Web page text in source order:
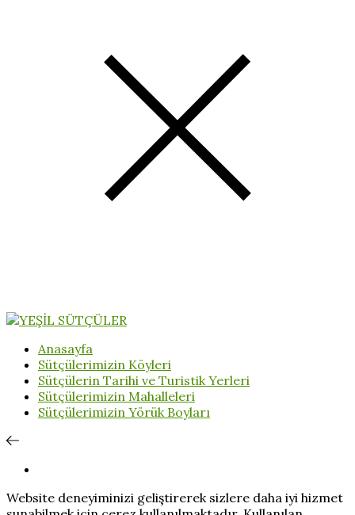
Anasayfa
Sütçülerimizin Köyleri
Sütçülerin Tarihi ve Turistik Yerleri
Sütçülerimizin Mahalleleri
Sütçülerimizin Yörük Boyları
Website deneyiminizi geliştirerek sizlere daha iyi hizmet